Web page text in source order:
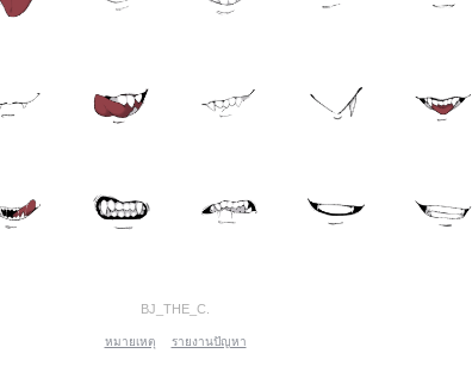
BJ_THE_C.
หมายเหตุ รายงานปัญหา